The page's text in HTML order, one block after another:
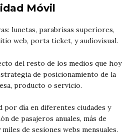
Móvil
lunetas, parabrisas superiores,
web, porta ticket, y audiovisual.
del resto de los medios que hoy
de posicionamiento de la
producto o servicio.
por día en diferentes ciudades y
de pasajeros anuales, más de
de sesiones webs mensuales.